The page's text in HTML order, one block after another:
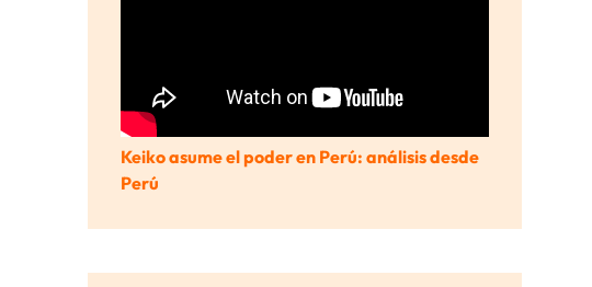
Keiko asume el poder en Perú: análisis desde
Perú